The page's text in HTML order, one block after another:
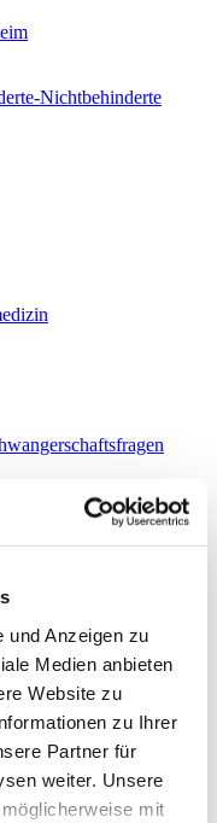
und Anzeigen zu
Medien anbieten
Website zu
zu Ihrer
Partner für
weiter. Unsere
mit
Nichtbehinderte